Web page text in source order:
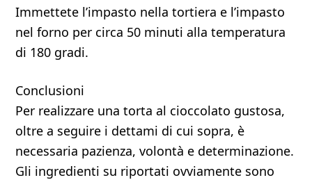
Immettete l’impasto nella tortiera e l’impasto
nel forno per circa 50 minuti alla temperatura
di 180 gradi.
Conclusioni
Per realizzare una torta al cioccolato gustosa,
oltre a seguire i dettami di cui sopra, è
necessaria pazienza, volontà e determinazione.
Gli ingredienti su riportati ovviamente sono